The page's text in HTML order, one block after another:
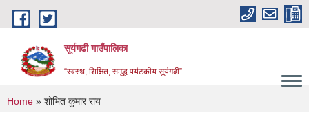
Skip to main content
सूर्यगढी गाउँपालिका
“स्वस्थ, शिक्षित, समृद्ध पर्यटकीय सूर्यगढी”
You are here
Home » शोभित कुमार राय